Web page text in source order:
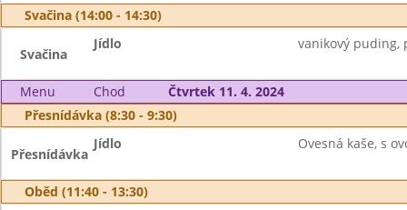
Svačina (14:00 - 14:30)
Svačina
Jídlo vanikový puding,
Menu Chod
Čtvrtek 11. 4. 2024
Přesnídávka (8:30 - 9:30)
Přesnídávka
Jídlo Ovesná kaše, s
Oběd (11:40 - 13:30)